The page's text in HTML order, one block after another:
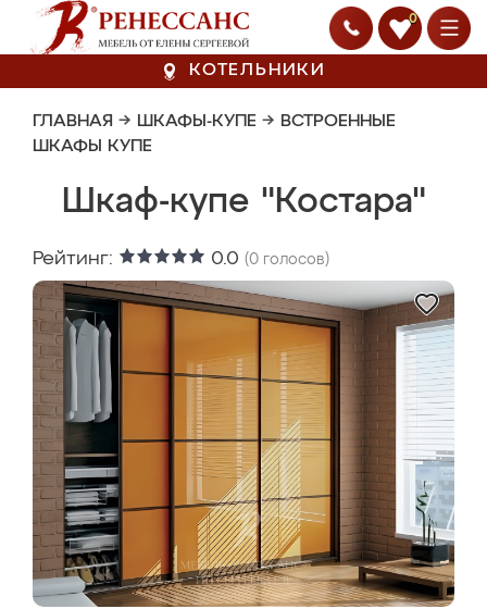
0
КОТЕЛЬНИКИ
ГЛАВНАЯ → ШКАФЫ-КУПЕ → ВСТРОЕННЫЕ
ШКАФЫ КУПЕ
Шкаф-купе "Костара"
Рейтинг: 0.0 (0 голосов)